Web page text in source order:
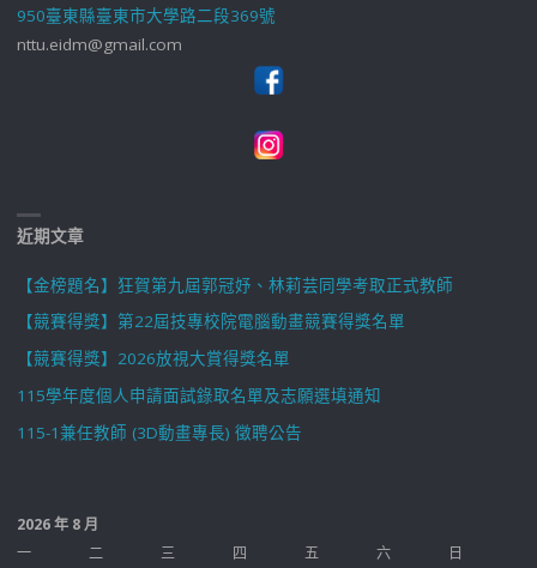
950臺東縣臺東市大學路二段369號
nttu.eidm@gmail.com
近期文章
【金榜題名】狂賀第九屆郭冠妤、林莉芸同學考取正式教師
【競賽得獎】第22屆技專校院電腦動畫競賽得獎名單
【競賽得獎】2026放視大賞得獎名單
115學年度個人申請面試錄取名單及志願選填通知
115-1兼任教師 (3D動畫專長) 徵聘公告
2026 年 8 月
一
二 三 四 五 六 日